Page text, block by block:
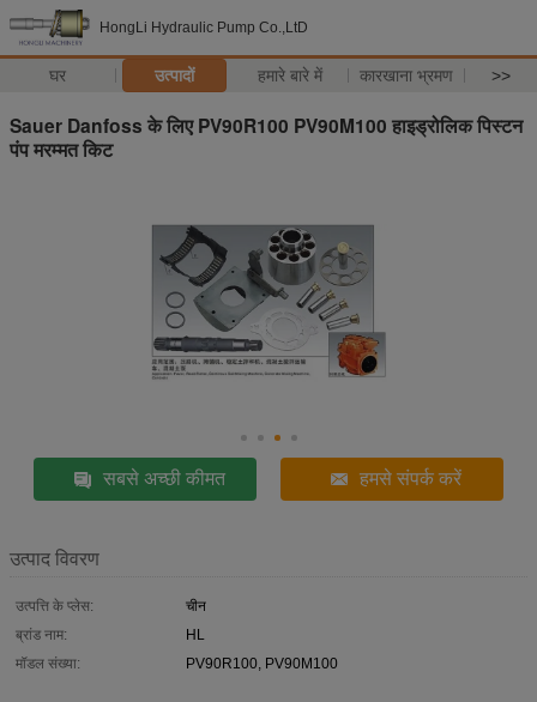
HongLi Hydraulic Pump Co.,LtD
घर उत्पादों हमारे बारे में कारखाना भ्रमण >>
Sauer Danfoss के लिए PV90R100 PV90M100 हाइड्रोलिक पिस्टन
पंप मरम्मत किट
सबसे अच्छी कीमत हमसे संपर्क करें
उत्पाद विवरण
उत्पत्ति के प्लेस:
चीन
ब्रांड नाम:
HL
मॉडल संख्या:
PV90R100, PV90M100